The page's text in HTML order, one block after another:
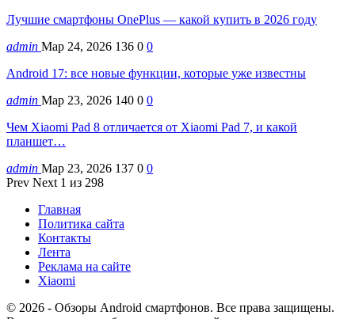
Лучшие смартфоны OnePlus — какой купить в 2026 году
admin Мар 24, 2026 136 0 0
Android 17: все новые функции, которые уже известны
admin Мар 23, 2026 140 0 0
Чем Xiaomi Pad 8 отличается от Xiaomi Pad 7, и какой
планшет…
admin Мар 23, 2026 137 0 0
Prev Next 1 из 298
Главная
Политика сайта
Контакты
Лента
Реклама на сайте
Xiaomi
© 2026 - Обзоры Android смартфонов. Все права защищены.